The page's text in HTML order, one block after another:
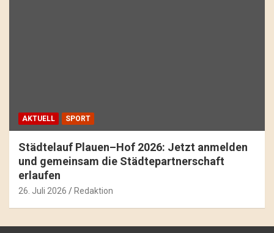
AKTUELL SPORT
Städtelauf Plauen–Hof 2026: Jetzt anmelden
und gemeinsam die Städtepartnerschaft
erlaufen
26. Juli 2026 Redaktion